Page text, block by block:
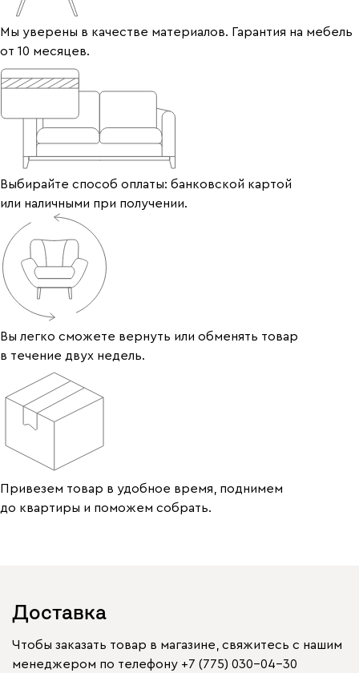
Мы уверены в качестве материалов. Гарантия на мебель
от 10 месяцев.
Выбирайте способ оплаты: банковской картой
или наличными при получении.
Вы легко сможете вернуть или обменять товар
в течение двух недель.
Привезем товар в удобное время, поднимем
до квартиры и поможем собрать.
Доставка
Чтобы заказать товар в магазине, свяжитесь с нашим
менеджером по телефону +7 (775) 030-04-30